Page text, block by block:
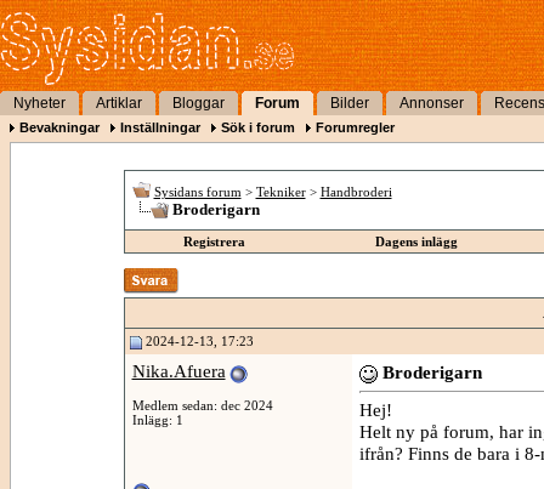
Nyheter Artiklar Bloggar Forum Bilder Annonser
Bevakningar Inställningar Sök i forum Forumregler
Sysidans forum > Tekniker > Handbroderi
Broderigarn
Registrera Dagens inlägg
2024-12-13, 17:23
Nika.Afuera
Medlem sedan: dec 2024
Inlägg: 1
Broderigarn
Hej!
Helt ny på forum, har
ifrån? Finns de bara i